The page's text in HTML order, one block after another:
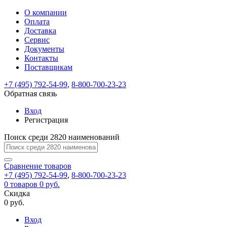
ВходРегистрация
Только
test@example.com
отправлена
по
ней
для
регистрации.
Ок
Только
Запомнить
меня
Забыли
Восстановление
пароля
Заполните
форму.
Мы
отправим
ссылку
на
указанный
электронный
адрес,
перейдя
по
которой
вы
новый
На
вашу
test@test.ru
отправлена
ссылка.
Перейдите
по
для
смены
пароля.
Введите
новый
пароль
Сменить
Пароль
успешно
Войти
Обратная
связь
Сообщение
пользовательского
соглашения
Ваше
сообщение
успешно
О компании
Оплата
Доставка
Сервис
Документы
Контакты
Поставщикам
+7 (495) 792-54-99, 8-800-700-23-23
Обратная связь
Вход
Регистрация
Поиск среди 2820 наименований
Сравнение товаров
+7 (495) 792-54-99, 8-800-700-23-23
0 товаров 0 руб.
Скидка
0 руб.
Вход